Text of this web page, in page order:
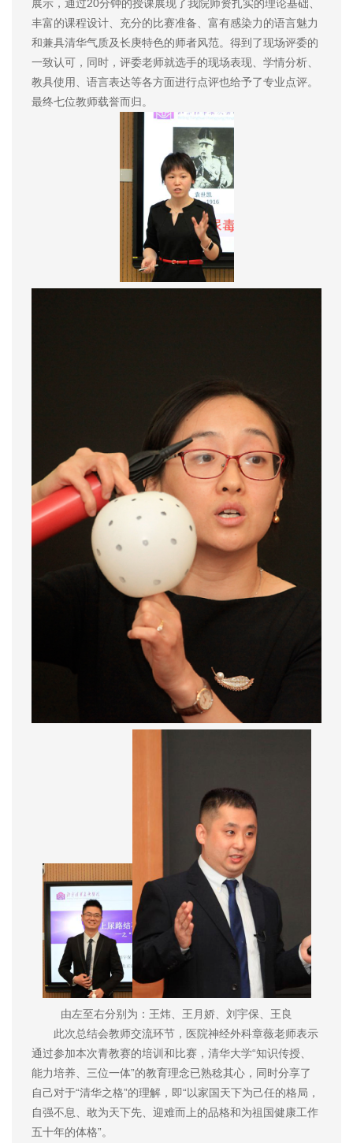
展示，通过20分钟的授课展现了我院师资扎实的理论基础、
丰富的课程设计、充分的比赛准备、富有感染力的语言魅力
和兼具清华气质及长庚特色的师者风范。得到了现场评委的
一致认可，同时，评委老师就选手的现场表现、学情分析、
教具使用、语言表达等各方面进行点评也给予了专业点评。
最终七位教师载誉而归。
由左至右分别为：王炜、王月娇、刘宇保、王良
此次总结会教师交流环节，医院神经外科章薇老师表示
通过参加本次青教赛的培训和比赛，清华大学“知识传授、
能力培养、三位一体”的教育理念已熟稔其心，同时分享了
自己对于“清华之格”的理解，即“以家国天下为己任的格局，
自强不息、敢为天下先、迎难而上的品格和为祖国健康工作
五十年的体格”。